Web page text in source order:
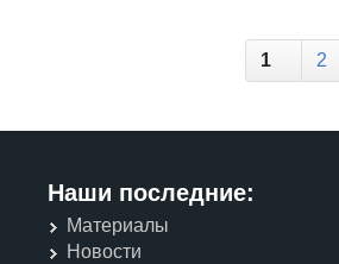
1 2
Наши последние:
Материалы
Новости